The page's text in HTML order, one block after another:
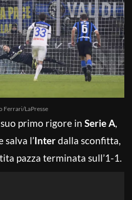
Ferrari/LaPresse
primo rigore in Serie A,
l’Interdalla sconfitta,
pazza terminata sull’1-1.